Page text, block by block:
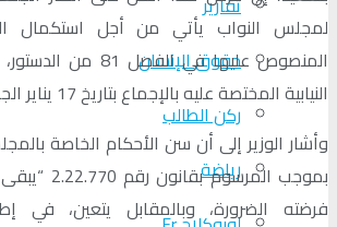
حقوق الإنسان
ركن الطالب
رياضة
لمجلس النواب يأتي من أجل استكمال
المنصوص عليها في
النيابية المختصة عليه بالإجماع بتاريخ 17 يناير الجاري.
وأشار الوزير إلى أن سن الأحكام الخاصة
بموجب
فرضته الضرورة، وبالمقابل يتعين، في